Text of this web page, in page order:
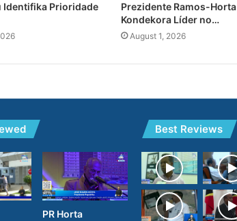
Identifika Prioridade
Prezidente Ramos-Horta
Kondekora Líder no…
August 1, 2026
PR Horta
Best Reviews